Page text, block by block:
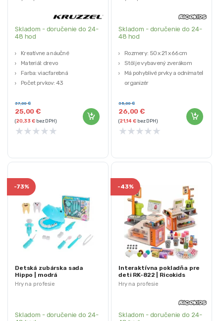
Skladom - doručenie do 24-
48 hod
Kreatívne a náučné
Materiál: drevo
Farba: viacfarebná
Počet prvkov: 43
25,00€
37,00€
(20,33€bez DPH)
★★★★★
Skladom - doručenie do 24-
48 hod
Rozmery: 50 x 21 x 66 cm
Stôl je vybavený zverákom
Má pohyblivé prvky a odnímateľný
organizér
kladivo, píla, skrutky, skrutkovače
a lišty pre domácich majstrov)
Vhodný vek: 3 roky +
26,00€
35,00€
(21,14€bez DPH)
★★★★★
Hry na profesie
-73%
Detská zubárska sada
Hippo | modrá
Skladom - doručenie do 24-
Hry na profesie
-43%
Interaktívna pokladňa pre
deti RK-822 | Ricokids
Skladom - doručenie do 24-